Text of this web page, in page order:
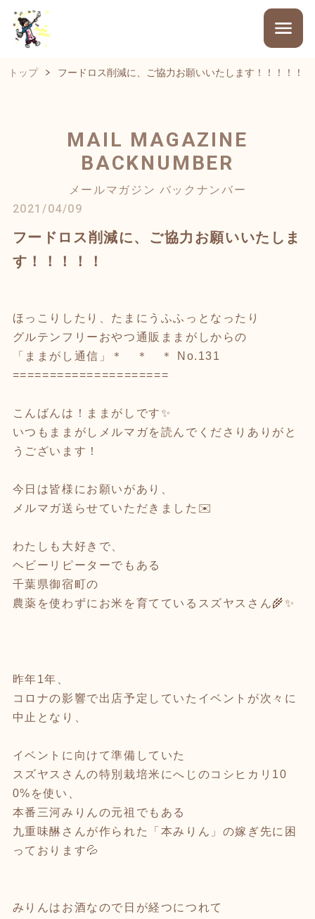
トップ フードロス削減に、ご協力お願いいたします！！！！！
MAIL MAGAZINE
BACKNUMBER
メールマガジン バックナンバー
2021/04/09
フードロス削減に、ご協力お願いいたしま
す！！！！！
ほっこりしたり、たまにうふふっとなったり
グルテンフリーおやつ通販ままがしからの
「ままがし通信」＊ ＊ ＊ No.131
=====================
こんばんは！ままがしです✨
いつもままがしメルマガを読んでくださりありがと
うございます！
今日は皆様にお願いがあり、
メルマガ送らせていただきました✉️
わたしも大好きで、
ヘビーリピーターでもある
千葉県御宿町の
農薬を使わずにお米を育てているスズヤスさん🌾✨
昨年1年、
コロナの影響で出店予定していたイベントが次々に
中止となり、
イベントに向けて準備していた
スズヤスさんの特別栽培米にへじのコシヒカリ10
0%を使い、
本番三河みりんの元祖でもある
九重味醂さんが作られた「本みりん」の嫁ぎ先に困
っております💦
みりんはお酒なので日が経つにつれて